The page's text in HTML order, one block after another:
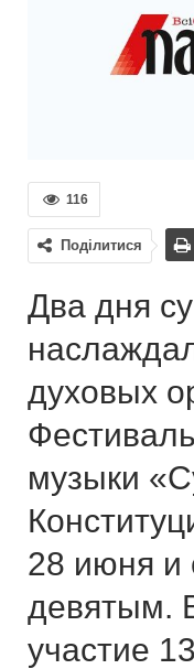
116
Поділитися
Два дня
духовых
музыки
28 июня и
девятым.
участие